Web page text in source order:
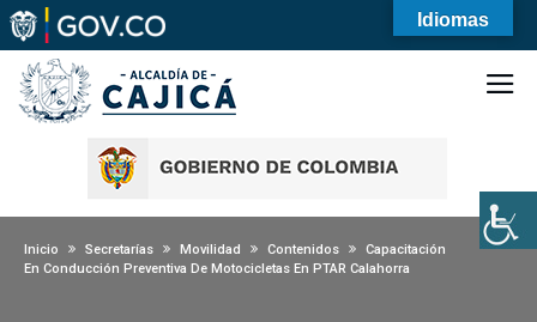
Inicio Secretarías Movilidad Contenidos
Capacitación
En Conducción Preventiva De Motocicletas En PTAR Calahorra
Idiomas